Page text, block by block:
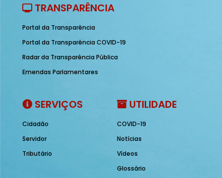
TRANSPARÊNCIA
Portal da Transparência
Portal da Transparência COVID-19
Radar da Transparência Pública
Emendas Parlamentares
SERVIÇOS
Cidadão
Servidor
Tributário
UTILIDADE
COVID-19
Notícias
Vídeos
Glossário